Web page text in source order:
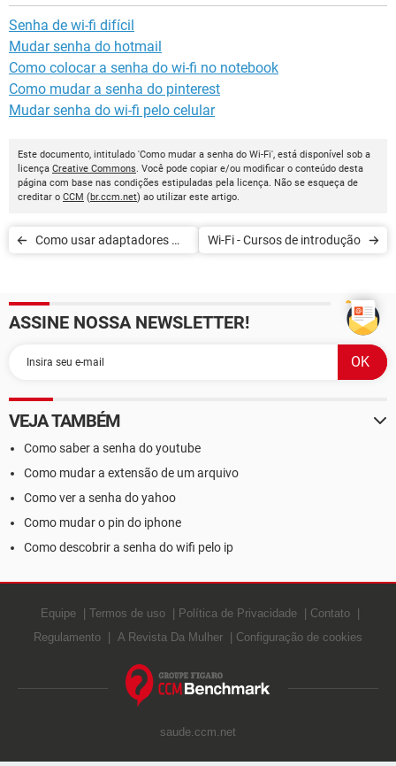
Senha de wi-fi difícil
Mudar senha do hotmail
Como colocar a senha do wi-fi no notebook
Como mudar a senha do pinterest
Mudar senha do wi-fi pelo celular
Este documento, intitulado 'Como mudar a senha do Wi-Fi', está disponível sob a
licença Creative Commons. Você pode copiar e/ou modificar o conteúdo desta
página com base nas condições estipuladas pela licença. Não se esqueça de
creditar o CCM (br.ccm.net) ao utilizar este artigo.
Como usar adaptadores Wi-
Wi-Fi - Cursos de introdução
ASSINE NOSSA NEWSLETTER!
VEJA TAMBÉM
Como saber a senha do youtube
Como mudar a extensão de um arquivo
Como ver a senha do yahoo
Como mudar o pin do iphone
Como descobrir a senha do wifi pelo ip
Equipe Termos de uso Política de Privacidade
Contato
Regulamento
A Revista Da Mulher Configuração de cookies
saude.ccm.net